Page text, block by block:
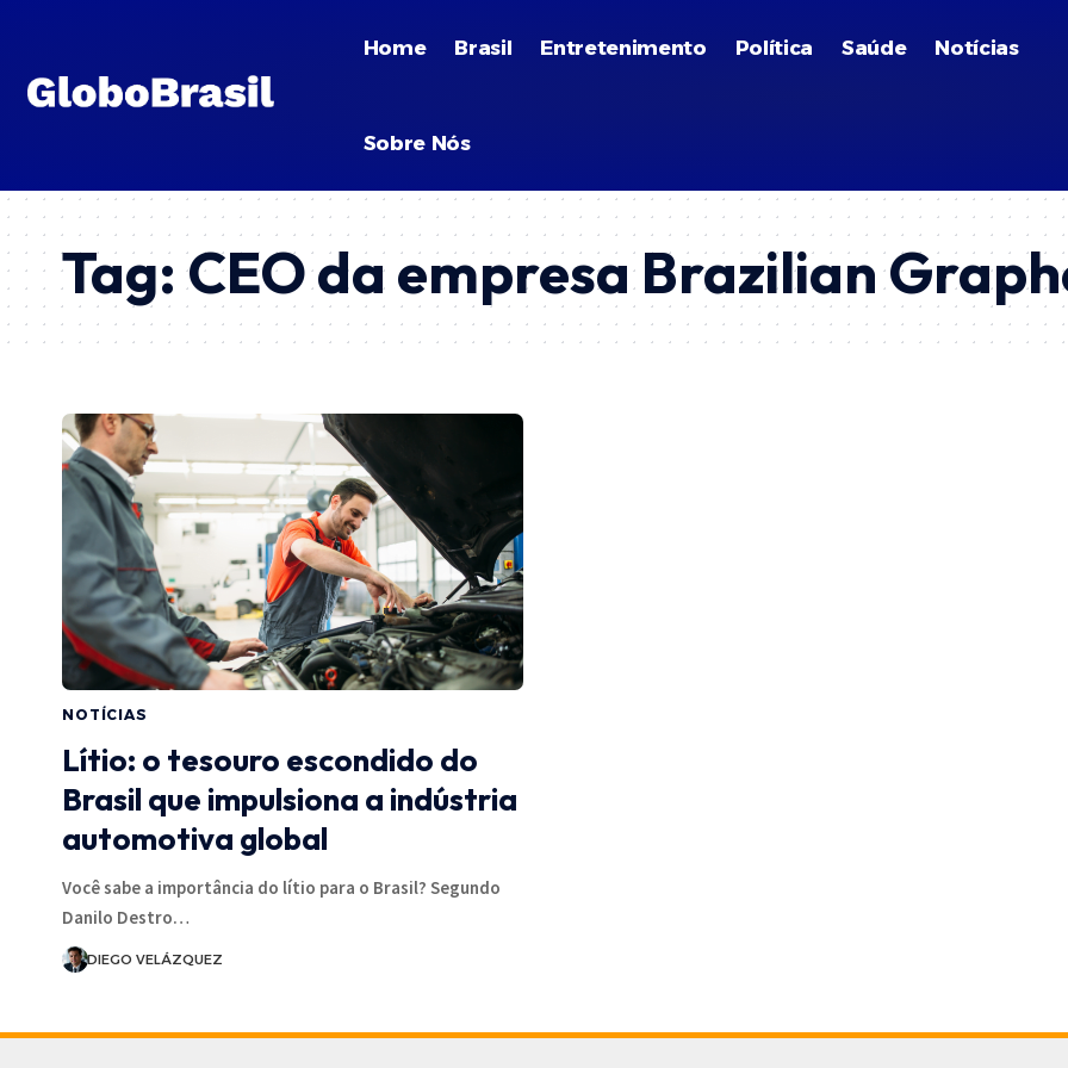
Home Brasil Entretenimento Política Saúde Notícias
Sobre Nós
Tag:CEO da empresa Brazilian
NOTÍCIAS
Lítio: o tesouro escondido do
Brasil que impulsiona a indústria
automotiva global
Você sabe a importância do lítio para o Brasil? Segundo
Danilo Destro…
DIEGO VELÁZQUEZ